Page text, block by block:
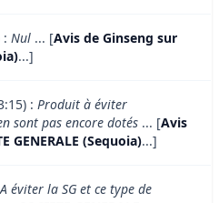
: Nul ... [Avis de Ginseng sur
...]
: Produit à éviter
sont pas encore dotés ... [Avis
GENERALE (Sequoia)...]
A éviter la SG et ce type de